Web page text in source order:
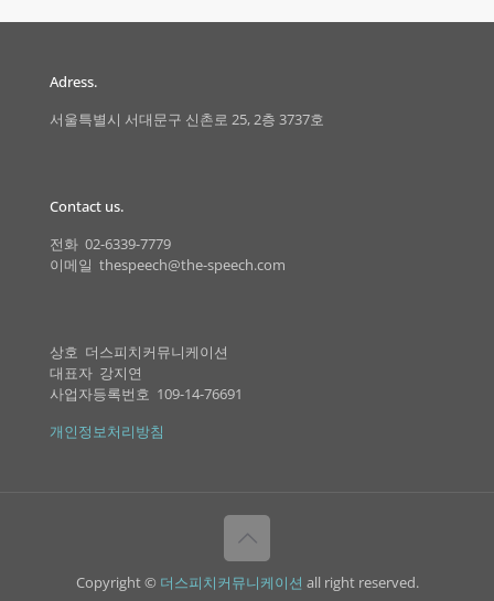
Adress.
서울특별시 서대문구 신촌로 25, 2층 3737호
Contact us.
전화 02-6339-7779
이메일 thespeech@the-speech.com
상호 더스피치커뮤니케이션
대표자 강지연
사업자등록번호 109-14-76691
개인정보처리방침
Copyright © 더스피치커뮤니케이션 all right reserved.